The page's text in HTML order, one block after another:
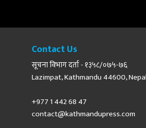
Contact Us
सूचना विभाग दर्ता - १३५८/०७५-७६
Lazimpat, Kathmandu 44600, Nepal
+977 1 442 68 47
contact@kathmandupress.com